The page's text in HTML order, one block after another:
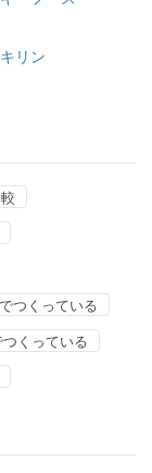
リン
つくっている
くっている